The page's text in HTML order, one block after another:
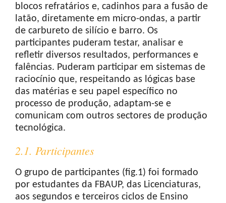
blocos refratários e, cadinhos para a fusão de
latão, diretamente em micro-ondas, a partir
de carbureto de silício e barro. Os
participantes puderam testar, analisar e
refletir diversos resultados, performances e
falências. Puderam participar em sistemas de
raciocínio que, respeitando as lógicas base
das matérias e seu papel específico no
processo de produção, adaptam-se e
comunicam com outros sectores de produção
tecnológica.
2.1. Participantes
O grupo de participantes (fig.1) foi formado
por estudantes da FBAUP, das Licenciaturas,
aos segundos e terceiros ciclos de Ensino